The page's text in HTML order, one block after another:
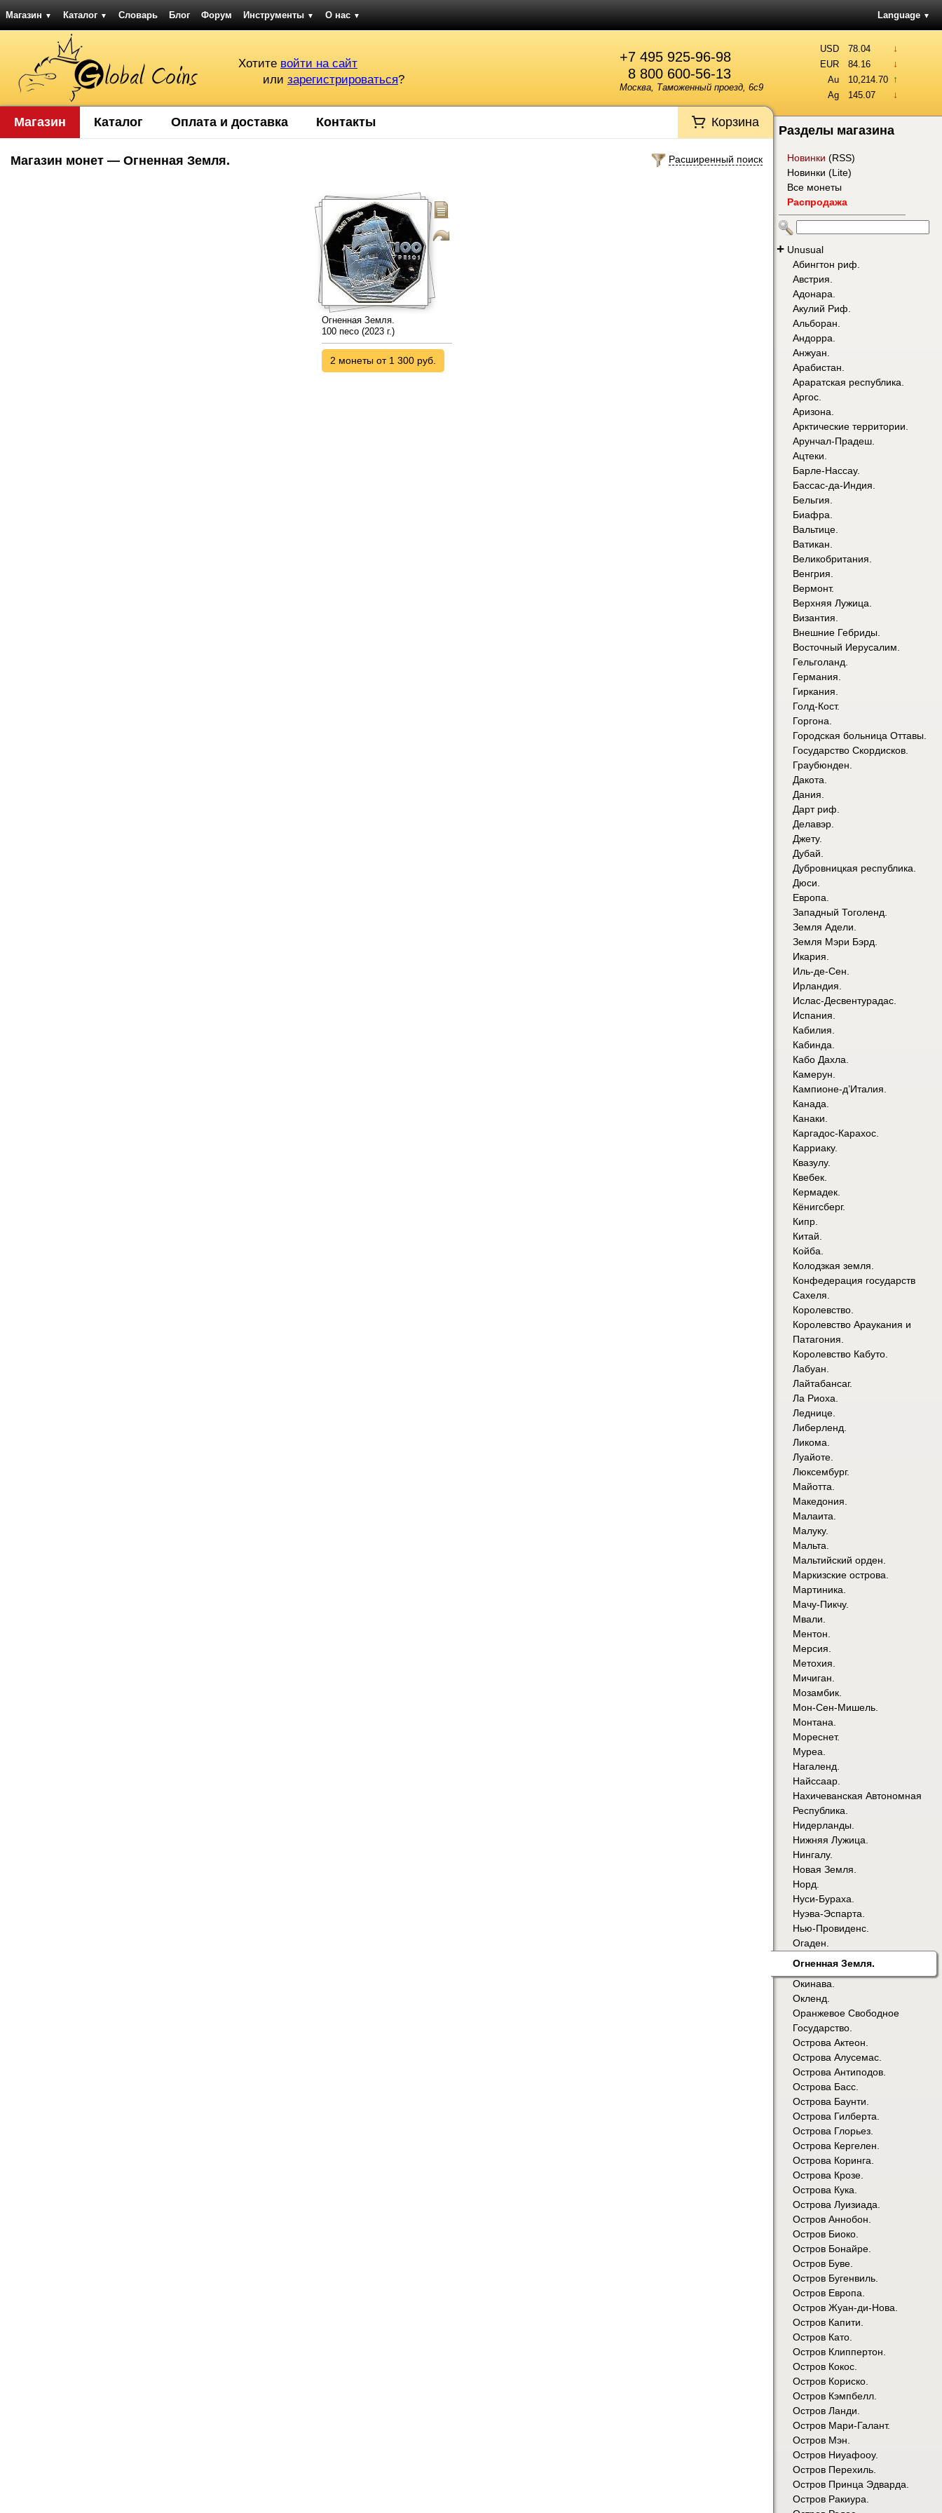
Магазин ▼ Каталог ▼ Словарь Блог Форум Инструменты ▼ О нас ▼ Language ▼
+7 495 925-96-98
8 800 600-56-13
Москва, Таможенный проезд, 6с9
Хотите войти на сайт
или зарегистрироваться?
USD 78.04 ↓
EUR 84.16 ↓
Au 10,214.70 ↑
Ag 145.07 ↓
Магазин Каталог Оплата и доставка Контакты Корзина
Расширенный поиск
Магазин монет — Огненная Земля.
Огненная Земля.
100 песо (2023 г.)
2 монеты от 1 300 руб.
Разделы магазина
Новинки (RSS)
Новинки (Lite)
Все монеты
Распродажа
+ Unusual
Абингтон риф.
Австрия.
Адонара.
Акулий Риф.
Альборан.
Андорра.
Анжуан.
Арабистан.
Араратская республика.
Аргос.
Аризона.
Арктические территории.
Арунчал-Прадеш.
Ацтеки.
Барле-Нассау.
Бассас-да-Индия.
Бельгия.
Биафра.
Вальтице.
Ватикан.
Великобритания.
Венгрия.
Вермонт.
Верхняя Лужица.
Византия.
Внешние Гебриды.
Восточный Иерусалим.
Гельголанд.
Германия.
Гиркания.
Голд-Кост.
Горгона.
Городская больница Оттавы.
Государство Скордисков.
Граубюнден.
Дакота.
Дания.
Дарт риф.
Делавэр.
Джету.
Дубай.
Дубровницкая республика.
Дюси.
Европа.
Западный Тоголенд.
Земля Адели.
Земля Мэри Бэрд.
Икария.
Иль-де-Сен.
Ирландия.
Ислас-Десвентурадас.
Испания.
Кабилия.
Кабинда.
Кабо Дахла.
Камерун.
Кампионе-д’Италия.
Канада.
Канаки.
Каргадос-Карахос.
Карриаку.
Квазулу.
Квебек.
Кермадек.
Кёнигсберг.
Кипр.
Китай.
Койба.
Колодзкая земля.
Конфедерация государств
Сахеля.
Королевство.
Королевство Араукания и
Патагония.
Королевство Кабуто.
Лабуан.
Лайтабансаг.
Ла Риоха.
Леднице.
Либерленд.
Ликома.
Луайоте.
Люксембург.
Майотта.
Македония.
Малаита.
Малуку.
Мальта.
Мальтийский орден.
Маркизские острова.
Мартиника.
Мачу-Пикчу.
Мвали.
Ментон.
Мерсия.
Метохия.
Мичиган.
Мозамбик.
Мон-Сен-Мишель.
Монтана.
Мореснет.
Муреа.
Нагаленд.
Найссаар.
Нахичеванская Автономная
Республика.
Нидерланды.
Нижняя Лужица.
Нингалу.
Новая Земля.
Норд.
Нуси-Бураха.
Нуэва-Эспарта.
Нью-Провиденс.
Огаден.
Огненная Земля.
Окинава.
Окленд.
Оранжевое Свободное
Государство.
Острова Актеон.
Острова Алусемас.
Острова Антиподов.
Острова Басс.
Острова Баунти.
Острова Гилберта.
Острова Глорьез.
Острова Кергелен.
Острова Коринга.
Острова Крозе.
Острова Кука.
Острова Луизиада.
Остров Аннобон.
Остров Биоко.
Остров Бонайре.
Остров Буве.
Остров Бугенвиль.
Остров Европа.
Остров Жуан-ди-Нова.
Остров Капити.
Остров Като.
Остров Клиппертон.
Остров Кокос.
Остров Кориско.
Остров Кэмпбелл.
Остров Ланди.
Остров Мари-Галант.
Остров Мэн.
Остров Ниуафооу.
Остров Перехиль.
Остров Принца Эдварда.
Остров Ракиура.